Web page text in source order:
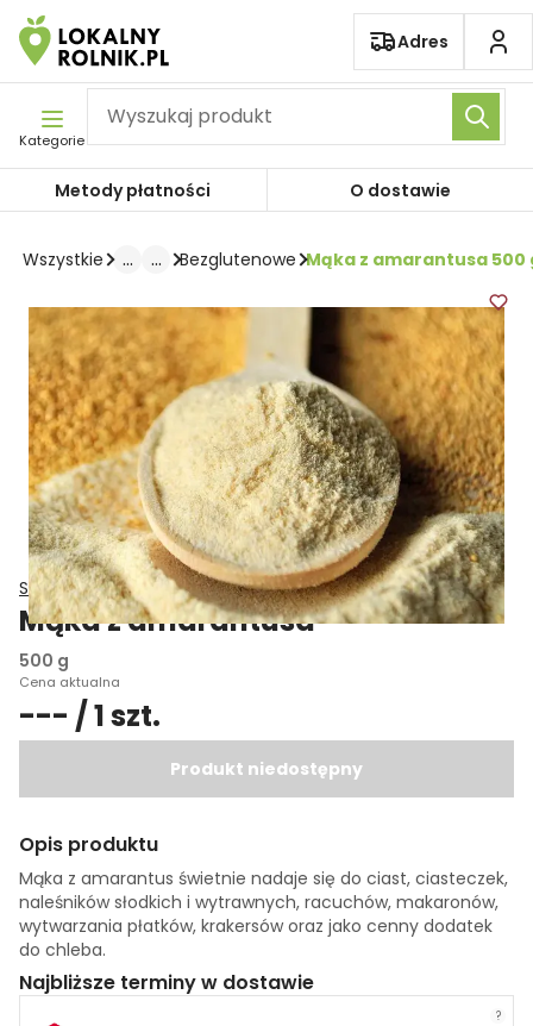
Pomiń nawigację
Adres
Kategorie
Metody płatności O dostawie
Wszystkie ... ... Bezglutenowe Mąka z amarantusa 500
Swoja Mąka
Mąka z amarantusa
500 g
Cena aktualna
--- / 1 szt.
Produkt niedostępny
Opis produktu
Mąka z amarantus świetnie nadaje się do ciast, ciasteczek,
naleśników słodkich i wytrawnych, racuchów, makaronów,
wytwarzania płatków, krakersów oraz jako cenny dodatek
do chleba.
Najbliższe terminy w dostawie
?